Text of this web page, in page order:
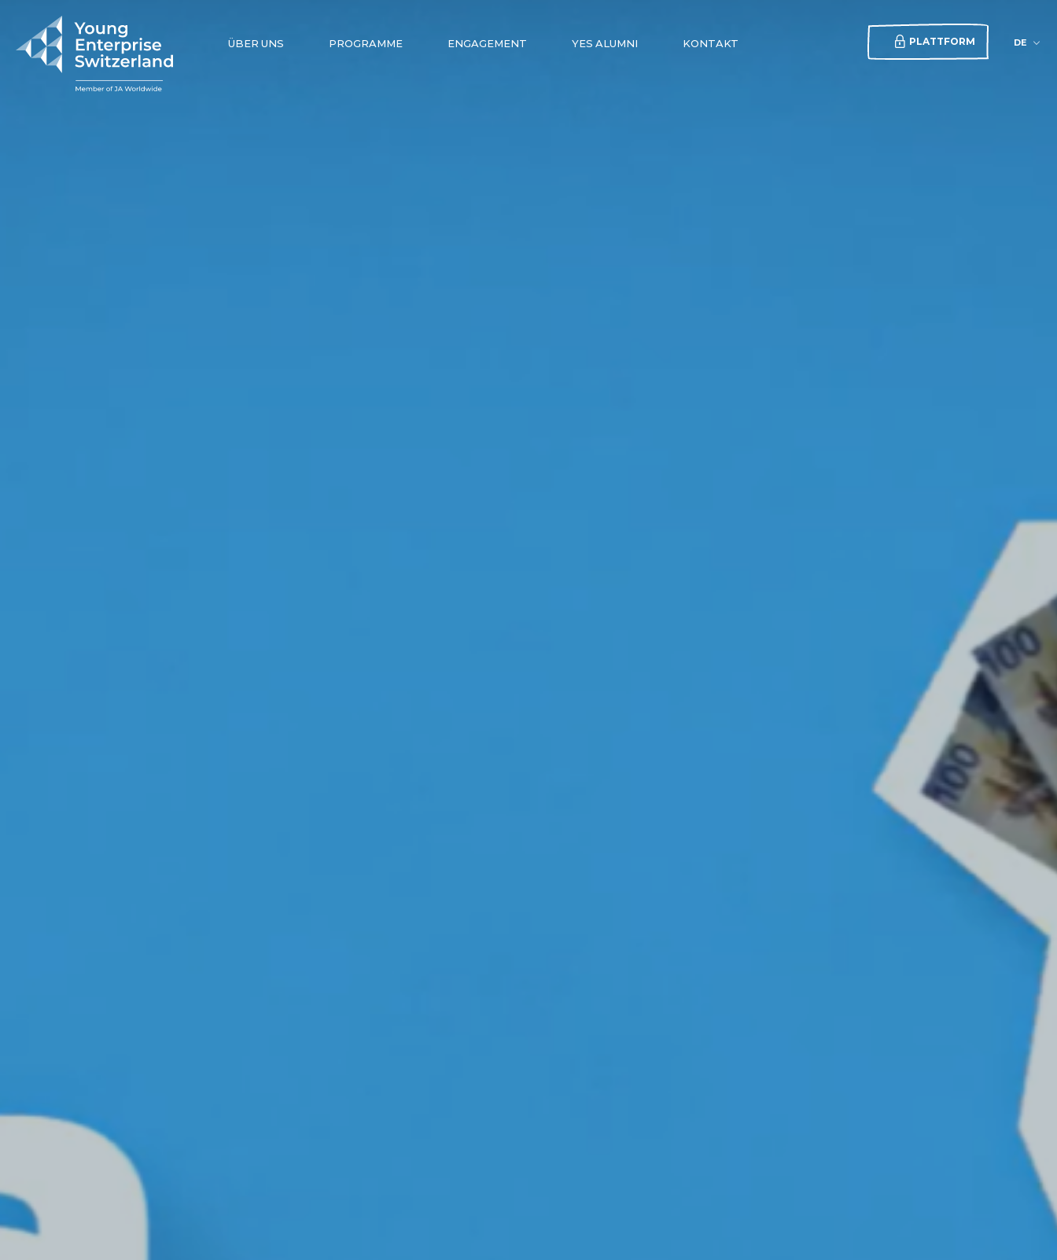
ÜBER UNS PROGRAMME ENGAGEMENT YES ALUMNI KONTAKT PLATTFORM DE